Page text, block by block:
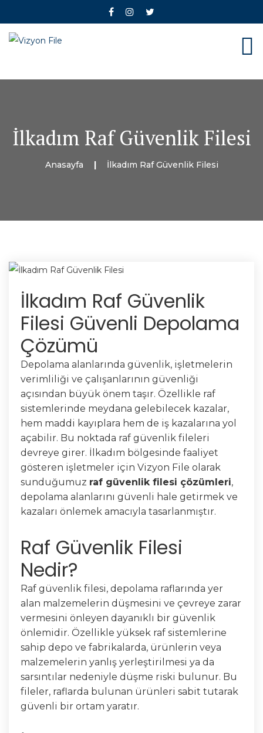
İlkadım Raf Güvenlik Filesi
Anasayfa İlkadım Raf Güvenlik Filesi
İlkadım Raf Güvenlik
Filesi Güvenli Depolama
Çözümü
Depolama alanlarında güvenlik, işletmelerin
verimliliği ve çalışanlarının güvenliği
açısından büyük önem taşır. Özellikle raf
sistemlerinde meydana gelebilecek kazalar,
hem maddi kayıplara hem de iş kazalarına yol
açabilir. Bu noktada raf güvenlik fileleri
devreye girer. İlkadım bölgesinde faaliyet
gösteren işletmeler için Vizyon File olarak
sunduğumuz raf güvenlik filesi çözümleri,
depolama alanlarını güvenli hale getirmek ve
kazaları önlemek amacıyla tasarlanmıştır.
Raf Güvenlik Filesi
Nedir?
Raf güvenlik filesi, depolama raflarında yer
alan malzemelerin düşmesini ve çevreye zarar
vermesini önleyen dayanıklı bir güvenlik
önlemidir. Özellikle yüksek raf sistemlerine
sahip depo ve fabrikalarda, ürünlerin veya
malzemelerin yanlış yerleştirilmesi ya da
sarsıntılar nedeniyle düşme riski bulunur. Bu
fileler, raflarda bulunan ürünleri sabit tutarak
güvenli bir ortam yaratır.